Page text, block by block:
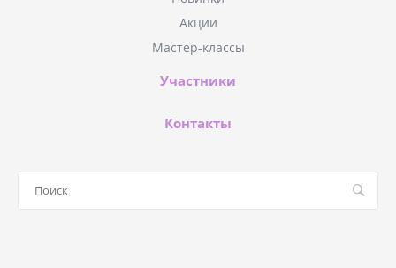
Акции
Мастер-классы
Участники
Контакты